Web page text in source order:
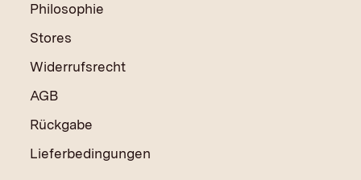
Philosophie
Stores
Widerrufsrecht
AGB
Rückgabe
Lieferbedingungen